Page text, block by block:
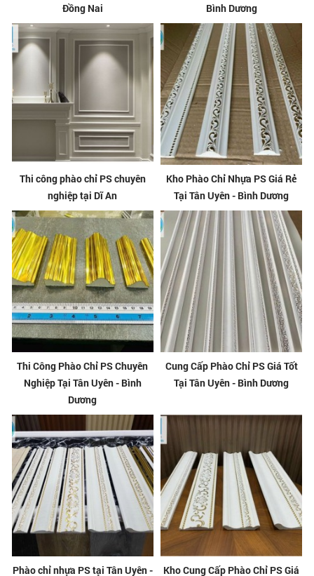
Đồng Nai
Bình Dương
Thi công phào chỉ PS chuyên
nghiệp tại Dĩ An
Kho Phào Chỉ Nhựa PS Giá Rẻ
Tại Tân Uyên - Bình Dương
Thi Công Phào Chỉ PS Chuyên
Nghiệp Tại Tân Uyên - Bình
Dương
Cung Cấp Phào Chỉ PS Giá Tốt
Tại Tân Uyên - Bình Dương
Phào chỉ nhựa PS tại Tân Uyên - Kho Cung Cấp Phào Chỉ PS Giá